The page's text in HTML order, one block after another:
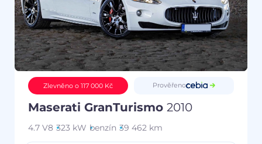
Zlevněno o 117 000 Kč Prověřeno
Maserati GranTurismo 2010
4.7 V8 323 kW benzín 39 462 km